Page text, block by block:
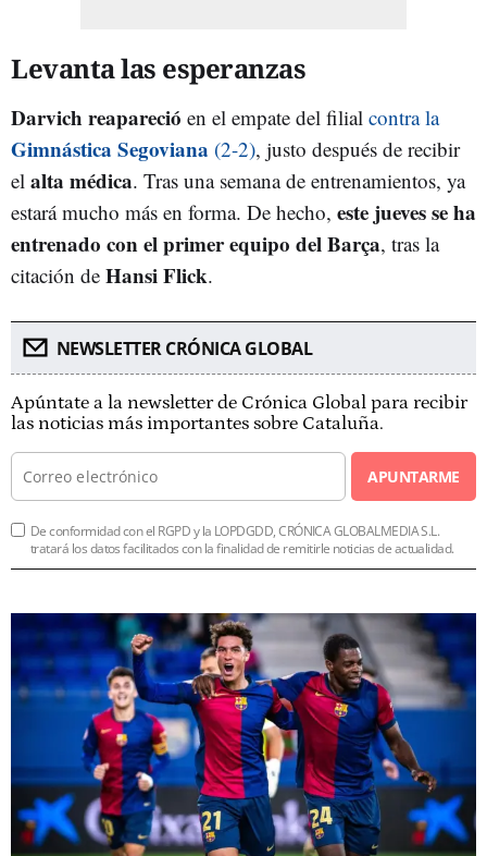
Levanta las esperanzas
Darvich reapareció en el empate del filial contra la
Gimnástica Segoviana (2-2), justo después de recibir
el alta médica. Tras una semana de entrenamientos, ya
estará mucho más en forma. De hecho, este jueves se ha
entrenado con el primer equipo del Barça, tras la
citación de Hansi Flick.
NEWSLETTER CRÓNICA GLOBAL
Apúntate a la newsletter de Crónica Global para recibir
las noticias más importantes sobre Cataluña.
APUNTARME
De conformidad con el RGPD y la LOPDGDD, CRÓNICA GLOBALMEDIA S.L.
tratará los datos facilitados con la finalidad de remitirle noticias de actualidad.